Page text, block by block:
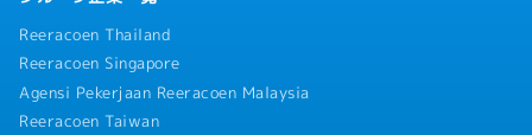
Reeracoen Thailand
Reeracoen Singapore
Agensi Pekerjaan Reeracoen Malaysia
Reeracoen Taiwan